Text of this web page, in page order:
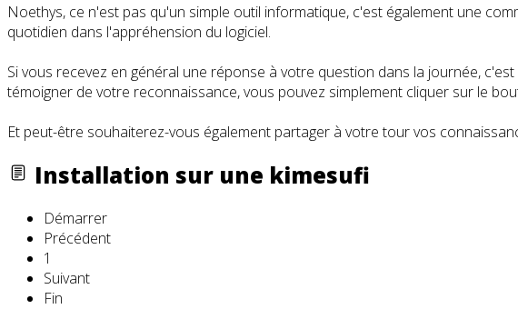
Noethys, ce n'est pas qu'un simple outil informatique, c'est également une
quotidien dans l'appréhension du logiciel.
Si vous recevez en général une réponse à votre question dans la journée,
témoigner de votre reconnaissance, vous pouvez simplement cliquer sur le
Et peut-être souhaiterez-vous également partager à votre tour vos
Installation sur une kimesufi
Démarrer
Précédent
1
Suivant
Fin